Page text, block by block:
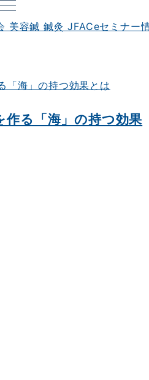
作る「海」の持つ効果